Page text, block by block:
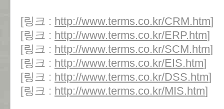
[링크 : http://www.terms.co.kr/CRM.htm]
[링크 : http://www.terms.co.kr/ERP.htm]
[링크 : http://www.terms.co.kr/SCM.htm]
[링크 : http://www.terms.co.kr/EIS.htm]
[링크 : http://www.terms.co.kr/DSS.htm]
[링크 : http://www.terms.co.kr/MIS.htm]